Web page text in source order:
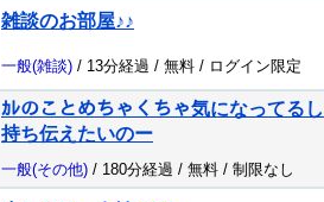
雑談のお部屋♪♪
一般(雑談) / 13分経過 / 無料 / ログイン限定
ｶﾚのことめちゃくちゃ気になってる
持ち伝えたいのー
一般(その他) / 180分経過 / 無料 / 制限なし